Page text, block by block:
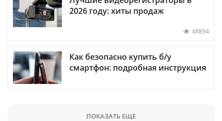
2026 году: хиты продаж
48894
Как безопасно купить б/у
смартфон: подробная инструкция
ПОКАЗАТЬ ЕЩЕ